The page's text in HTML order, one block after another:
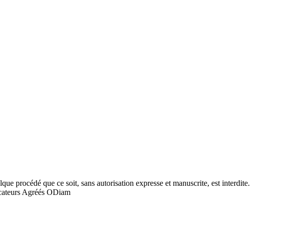
procédé que ce soit, sans autorisation expresse et manuscrite, est interdite.
Agréés ODiam